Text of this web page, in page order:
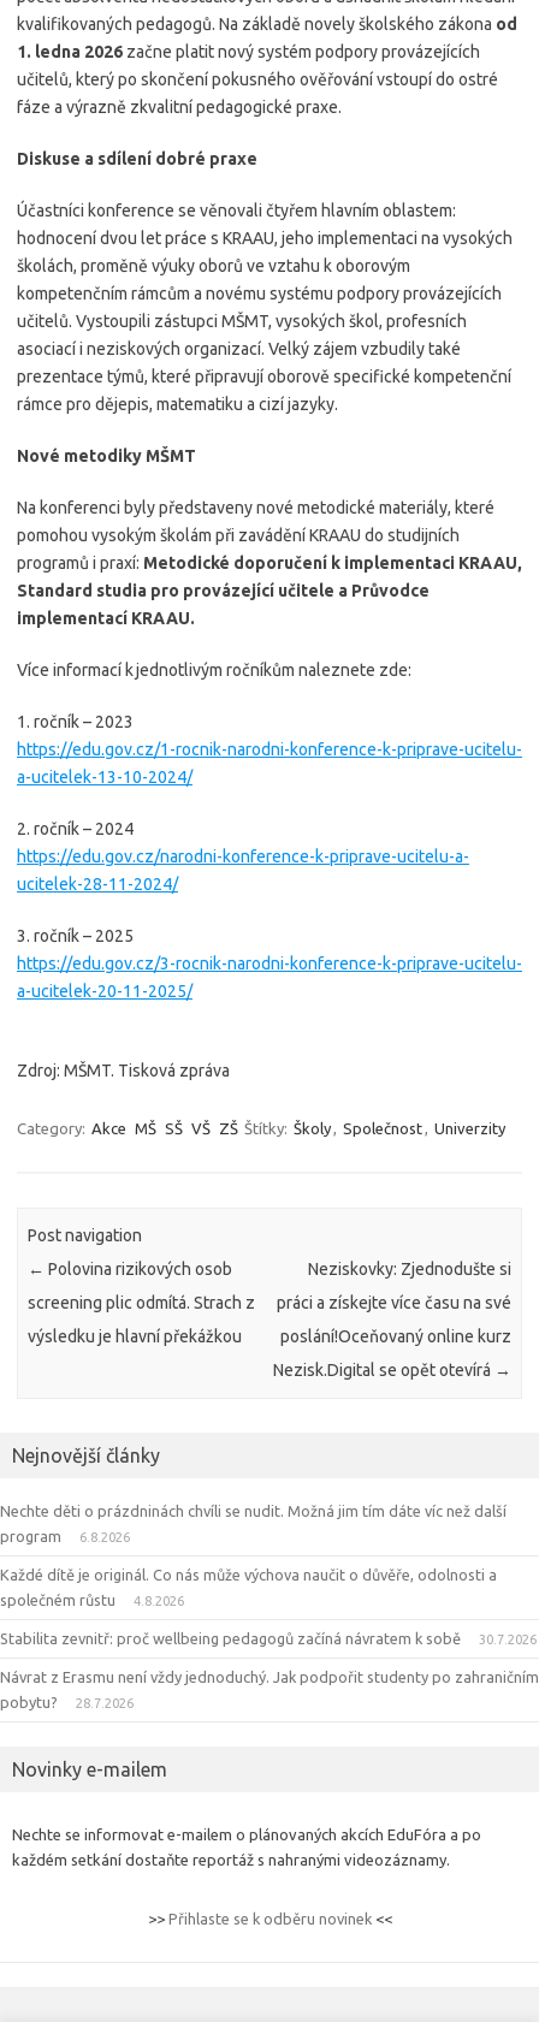
kvalifikovaných pedagogů. Na základě novely školského zákona od
1. ledna 2026 začne platit nový systém podpory provázejících
učitelů, který po skončení pokusného ověřování vstoupí do ostré
fáze a výrazně zkvalitní pedagogické praxe.
Diskuse a sdílení dobré praxe
Účastníci konference se věnovali čtyřem hlavním oblastem:
hodnocení dvou let práce s KRAAU, jeho implementaci na vysokých
školách, proměně výuky oborů ve vztahu k oborovým
kompetenčním rámcům a novému systému podpory provázejících
učitelů. Vystoupili zástupci MŠMT, vysokých škol, profesních
asociací i neziskových organizací. Velký zájem vzbudily také
prezentace týmů, které připravují oborově specifické kompetenční
rámce pro dějepis, matematiku a cizí jazyky.
Nové metodiky MŠMT
Na konferenci byly představeny nové metodické materiály, které
pomohou vysokým školám při zavádění KRAAU do studijních
programů i praxí: Metodické doporučení k implementaci KRAAU,
Standard studia pro provázející učitele a Průvodce
implementací KRAAU.
Více informací k jednotlivým ročníkům naleznete zde:
1. ročník – 2023
https://edu.gov.cz/1-rocnik-narodni-konference-k-priprave-ucitelu-
a-ucitelek-13-10-2024/
2. ročník – 2024
https://edu.gov.cz/narodni-konference-k-priprave-ucitelu-a-
ucitelek-28-11-2024/
3. ročník – 2025
https://edu.gov.cz/3-rocnik-narodni-konference-k-priprave-ucitelu-
a-ucitelek-20-11-2025/
Zdroj: MŠMT. Tisková zpráva
Category: Akce MŠ SŠ VŠ ZŠ Štítky: Školy Společnost Univerzity
Post navigation
← Polovina rizikových osob
screening plic odmítá. Strach z
výsledku je hlavní překážkou
Neziskovky: Zjednodušte si
práci a získejte více času na své
poslání!Oceňovaný online kurz
Nezisk.Digital se opět otevírá →
Nejnovější články
Nechte děti o prázdninách chvíli se nudit. Možná jim tím dáte víc než další
program
6.8.2026
Každé dítě je originál. Co nás může výchova naučit o důvěře, odolnosti a
společném růstu
4.8.2026
Stabilita zevnitř: proč wellbeing pedagogů začíná návratem k sobě 30.7.2026
Návrat z Erasmu není vždy jednoduchý. Jak podpořit studenty po zahraničním
pobytu?
28.7.2026
Novinky e-mailem
Nechte se informovat e-mailem o plánovaných akcích EduFóra a po
každém setkání dostaňte reportáž s nahranými videozáznamy.
>> Přihlaste se k odběru novinek<<